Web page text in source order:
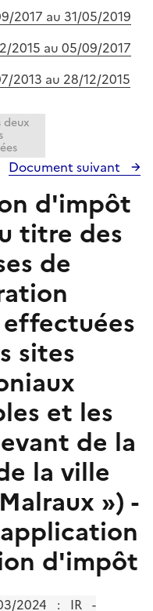
2017 au 31/05/2019
2015 au 05/09/2017
2013 au 28/12/2015
deux
Document suivant
d'impôt
titre des
de
sites
et les
de la
la ville
») -
d'impôt
2024 : IR -